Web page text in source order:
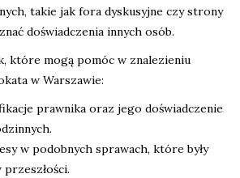
takie jak fora dyskusyjne czy strony
doświadczenia innych osób.
które mogą pomóc w znalezieniu
w Warszawie:
prawnika oraz jego doświadczenie
w podobnych sprawach, które były